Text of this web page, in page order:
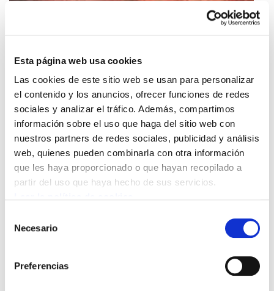
Esta página web usa cookies
Las cookies de este sitio web se usan para personalizar
el contenido y los anuncios, ofrecer funciones de redes
sociales y analizar el tráfico. Además, compartimos
información sobre el uso que haga del sitio web con
nuestros partners de redes sociales, publicidad y análisis
web, quienes pueden combinarla con otra información
que les haya proporcionado o que hayan recopilado a
partir del uso que haya hecho de sus servicios.
Necesario
Preferencias
Celia Heras: "Se ahogan voces, pero se encienden
iras. Nos llaman locas, histéricas, violentas, pero
hasta Dios expresó su ira y le siguen rezando; así
que no piensen que aunque falten voces, podrán
callarnos."
Celia Heras, militante de ELA
Cuarenta y cinco mujeres
asesinadas en el 2020.
Cuatro en lo que va de año.
Seguimos teniendo unas